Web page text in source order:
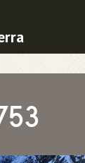
Friends